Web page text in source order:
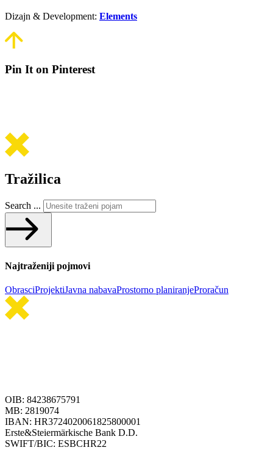
Dizajn & Development: Elements
Pin It on Pinterest
Tražilica
Search ...
Najtraženiji pojmovi
ObrasciProjektiJavna nabavaProstorno planiranjeProračun
OIB: 84238675791
MB: 2819074
IBAN: HR3724020061825800001
Erste&Steiermärkische Bank D.D.
SWIFT/BIC: ESBCHR22